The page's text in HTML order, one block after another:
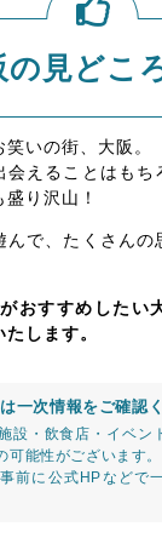
の見どこ
いの街、大阪。
会えることはもち
り沢山！
んで、たくさんの
おすすめしたい
します。
一次情報をご確認
設・飲食店・イベン
能性がございます。
前に公式HPなどで